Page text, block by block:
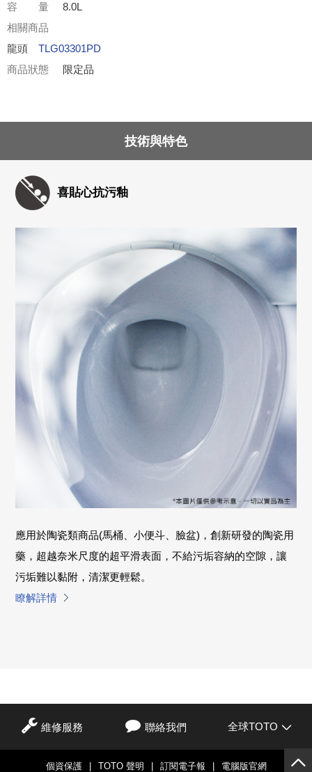
容 量
8.0L
相關商品
龍頭 TLG03301PD
商品狀態
限定品
技術與特色
喜貼心抗污釉
應用於陶瓷類商品(馬桶、小便斗、臉盆)，創新研發的陶瓷用
藥，超越奈米尺度的超平滑表面，不給污垢容納的空隙，讓
污垢難以黏附，清潔更輕鬆。
瞭解詳情
維修服務 聯絡我們 全球TOTO
個資保護 TOTO 聲明 訂閱電子報 電腦版官網